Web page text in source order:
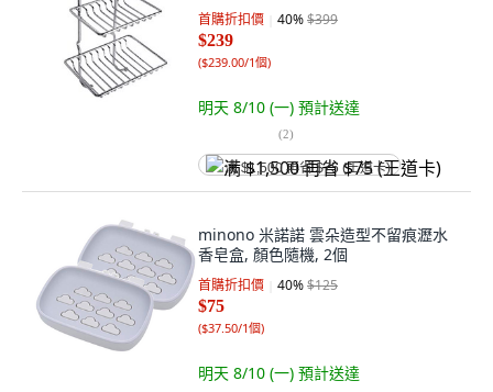
首購折扣價 40%$399
$239
($239.00/1個)
明天 8/10 (一) 預計送達
(2)
满 $1,500 再省 $75 (王道卡)
minono 米諾諾 雲朵造型不留痕瀝水
香皂盒, 顏色隨機, 2個
首購折扣價 40%$125
$75
($37.50/1個)
明天 8/10 (一) 預計送達